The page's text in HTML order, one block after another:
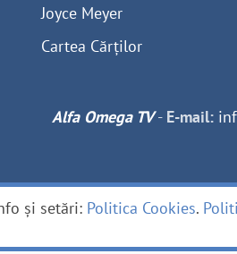
Joyce Meyer
Cartea Cărților
Alfa Omega TV- E-mail:
și setări: Politica Cookies.